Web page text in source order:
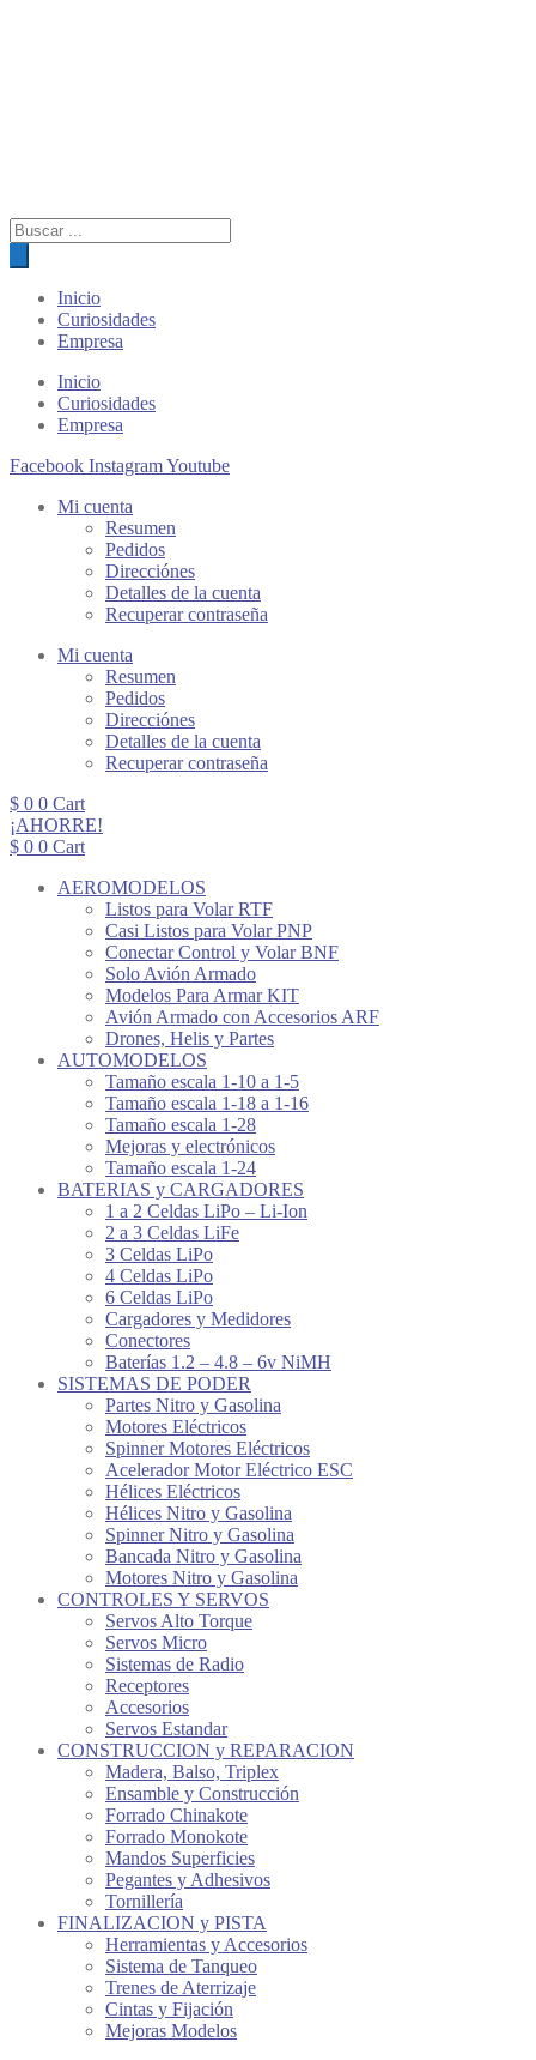
Búsqueda
de
productos
Inicio
Curiosidades
Empresa
Inicio
Curiosidades
Empresa
Facebook InstagramYoutube
Mi cuenta
Resumen
Pedidos
Direcciónes
Detalles de la cuenta
Recuperar contraseña
Mi cuenta
Resumen
Pedidos
Direcciónes
Detalles de la cuenta
Recuperar contraseña
$ 0 0 Cart
¡AHORRE!
$ 0 0 Cart
AEROMODELOS
Listos para Volar RTF
Casi Listos para Volar PNP
Conectar Control y Volar BNF
Solo Avión Armado
Modelos Para Armar KIT
Avión Armado con Accesorios ARF
Drones, Helis y Partes
AUTOMODELOS
Tamaño escala 1-10 a 1-5
Tamaño escala 1-18 a 1-16
Tamaño escala 1-28
Mejoras y electrónicos
Tamaño escala 1-24
BATERIAS y CARGADORES
1 a 2 Celdas LiPo – Li-Ion
2 a 3 Celdas LiFe
3 Celdas LiPo
4 Celdas LiPo
6 Celdas LiPo
Cargadores y Medidores
Conectores
Baterías 1.2 – 4.8 – 6v NiMH
SISTEMAS DE PODER
Partes Nitro y Gasolina
Motores Eléctricos
Spinner Motores Eléctricos
Acelerador Motor Eléctrico ESC
Hélices Eléctricos
Hélices Nitro y Gasolina
Spinner Nitro y Gasolina
Bancada Nitro y Gasolina
Motores Nitro y Gasolina
CONTROLES Y SERVOS
Servos Alto Torque
Servos Micro
Sistemas de Radio
Receptores
Accesorios
Servos Estandar
CONSTRUCCION y REPARACION
Madera, Balso, Triplex
Ensamble y Construcción
Forrado Chinakote
Forrado Monokote
Mandos Superficies
Pegantes y Adhesivos
Tornillería
FINALIZACION y PISTA
Herramientas y Accesorios
Sistema de Tanqueo
Trenes de Aterrizaje
Cintas y Fijación
Mejoras Modelos